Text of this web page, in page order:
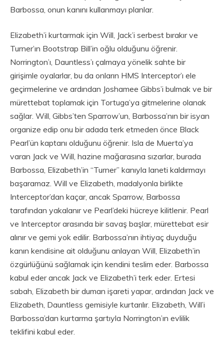
Barbossa, onun kanını kullanmayı planlar.
Elizabeth’i kurtarmak için Will, Jack’i serbest bırakır ve
Turner’ın Bootstrap Bill’in oğlu olduğunu öğrenir.
Norrington’ı, Dauntless’ı çalmaya yönelik sahte bir
girişimle oyalarlar, bu da onların HMS Interceptor’ı ele
geçirmelerine ve ardından Joshamee Gibbs’i bulmak ve bir
mürettebat toplamak için Tortuga’ya gitmelerine olanak
sağlar. Will, Gibbs’ten Sparrow’un, Barbossa’nın bir isyan
organize edip onu bir adada terk etmeden önce Black
Pearl’ün kaptanı olduğunu öğrenir. Isla de Muerta’ya
varan Jack ve Will, hazine mağarasına sızarlar, burada
Barbossa, Elizabeth’in “Turner” kanıyla laneti kaldırmayı
başaramaz. Will ve Elizabeth, madalyonla birlikte
Interceptor’dan kaçar, ancak Sparrow, Barbossa
tarafından yakalanır ve Pearl’deki hücreye kilitlenir. Pearl
ve Interceptor arasında bir savaş başlar, mürettebat esir
alınır ve gemi yok edilir. Barbossa’nın ihtiyaç duyduğu
kanın kendisine ait olduğunu anlayan Will, Elizabeth’in
özgürlüğünü sağlamak için kendini teslim eder. Barbossa
kabul eder ancak Jack ve Elizabeth’i terk eder. Ertesi
sabah, Elizabeth bir duman işareti yapar, ardından Jack ve
Elizabeth, Dauntless gemisiyle kurtarılır. Elizabeth, Will’i
Barbossa’dan kurtarma şartıyla Norrington’ın evlilik
teklifini kabul eder.